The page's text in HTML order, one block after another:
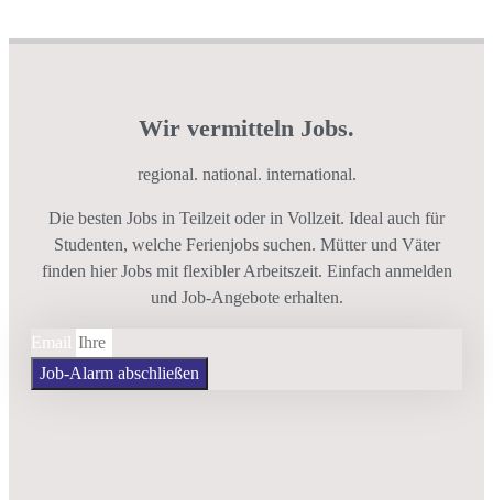
Wir vermitteln Jobs.
regional. national. international.
Die besten Jobs in Teilzeit oder in Vollzeit. Ideal auch für
Studenten, welche Ferienjobs suchen. Mütter und Väter
finden hier Jobs mit flexibler Arbeitszeit. Einfach anmelden
und Job-Angebote erhalten.
Email
Job-Alarm abschließen